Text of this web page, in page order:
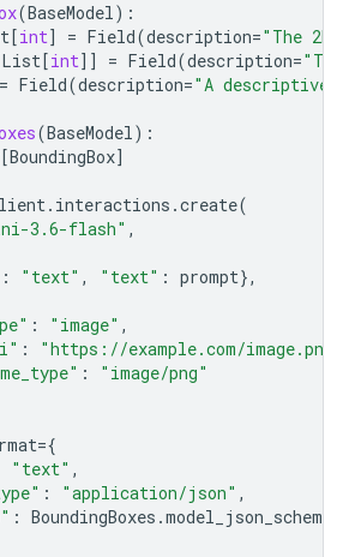
(BaseModel):
[int] = Field(description="The
List[int]] = Field(description=
= Field(description="A
(BaseModel):
[BoundingBox]
. interactions .create(
3.6-flash" ,
: "text" , "text" : prompt},
: "image" ,
:
"https://example.com/image.png"
:
"image/png"
={
"text" ,
: "application/json" ,
: BoundingBoxes .model_json_schema